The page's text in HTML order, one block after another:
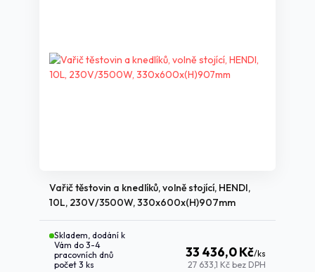
Vařič těstovin a knedlíků, volně stojící, HENDI,
10L, 230V/3500W, 330x600x(H)907mm
33 436,0 Kč/ks
27 633,1 Kč bez DPH
Skladem, dodání k
Vám do 3-4
pracovních dnů
počet 3 ks